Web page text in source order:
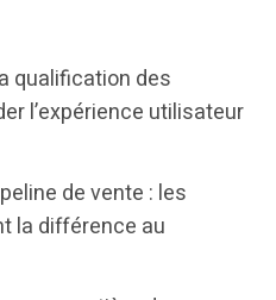
qualification des
l’expérience utilisateur
de vente : les
la différence au